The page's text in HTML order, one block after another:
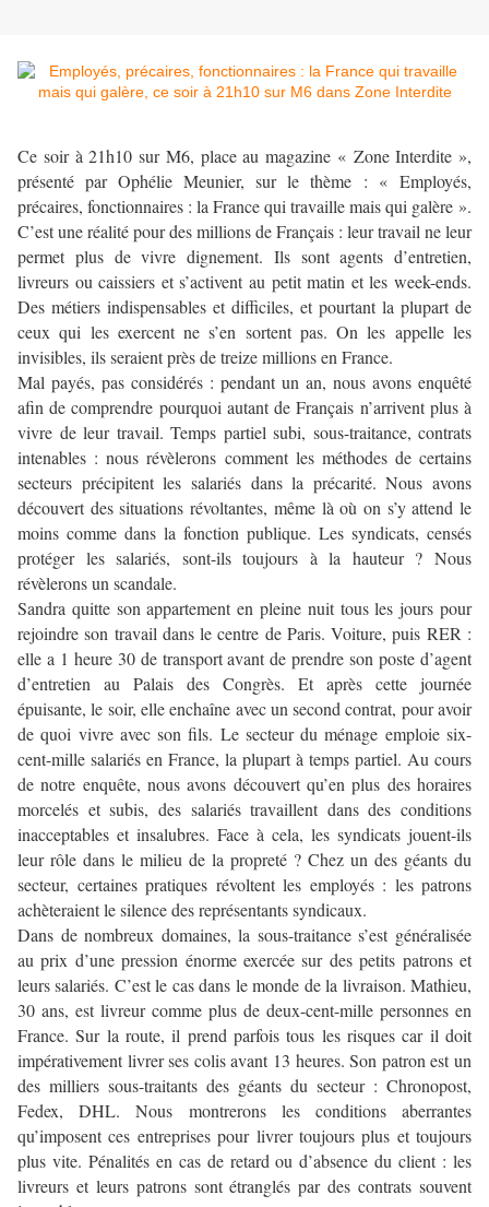
Ce soir à 21h10 sur M6, place au magazine « Zone Interdite »,
présenté par Ophélie Meunier, sur le thème : « Employés,
précaires, fonctionnaires : la France qui travaille mais qui galère ».
C’est une réalité pour des millions de Français : leur travail ne leur
permet plus de vivre dignement. Ils sont agents d’entretien,
livreurs ou caissiers et s’activent au petit matin et les week-ends.
Des métiers indispensables et difficiles, et pourtant la plupart de
ceux qui les exercent ne s’en sortent pas. On les appelle les
invisibles, ils seraient près de treize millions en France.
Mal payés, pas considérés : pendant un an, nous avons enquêté
afin de comprendre pourquoi autant de Français n’arrivent plus à
vivre de leur travail. Temps partiel subi, sous-traitance, contrats
intenables : nous révèlerons comment les méthodes de certains
secteurs précipitent les salariés dans la précarité. Nous avons
découvert des situations révoltantes, même là où on s’y attend le
moins comme dans la fonction publique. Les syndicats, censés
protéger les salariés, sont-ils toujours à la hauteur ? Nous
révèlerons un scandale.
Sandra quitte son appartement en pleine nuit tous les jours pour
rejoindre son travail dans le centre de Paris. Voiture, puis RER :
elle a 1 heure 30 de transport avant de prendre son poste d’agent
d’entretien au Palais des Congrès. Et après cette journée
épuisante, le soir, elle enchaîne avec un second contrat, pour avoir
de quoi vivre avec son fils. Le secteur du ménage emploie six-
cent-mille salariés en France, la plupart à temps partiel. Au cours
de notre enquête, nous avons découvert qu’en plus des horaires
morcelés et subis, des salariés travaillent dans des conditions
inacceptables et insalubres. Face à cela, les syndicats jouent-ils
leur rôle dans le milieu de la propreté ? Chez un des géants du
secteur, certaines pratiques révoltent les employés : les patrons
achèteraient le silence des représentants syndicaux.
Dans de nombreux domaines, la sous-traitance s’est généralisée
au prix d’une pression énorme exercée sur des petits patrons et
leurs salariés. C’est le cas dans le monde de la livraison. Mathieu,
30 ans, est livreur comme plus de deux-cent-mille personnes en
France. Sur la route, il prend parfois tous les risques car il doit
impérativement livrer ses colis avant 13 heures. Son patron est un
des milliers sous-traitants des géants du secteur : Chronopost,
Fedex, DHL. Nous montrerons les conditions aberrantes
qu’imposent ces entreprises pour livrer toujours plus et toujours
plus vite. Pénalités en cas de retard ou d’absence du client : les
livreurs et leurs patrons sont étranglés par des contrats souvent